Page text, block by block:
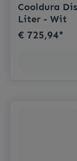
Cooldura
Liter - Wit
€ 725,94*